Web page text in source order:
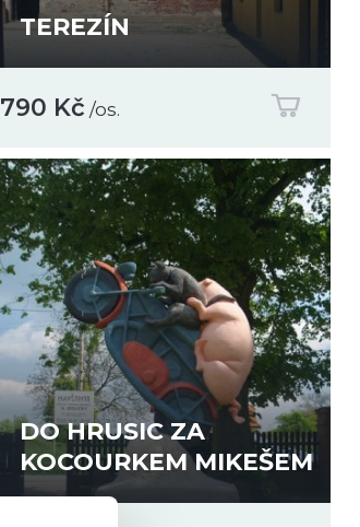
TEREZÍN
790 Kč /os.
DO HRUSIC ZA
KOCOURKEM MIKEŠEM